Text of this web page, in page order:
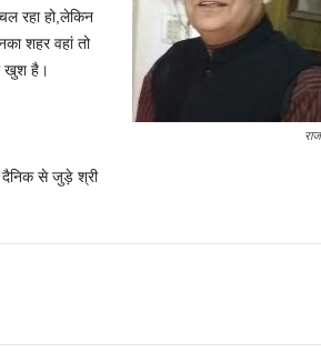
रहा हो,लेकिन
शहर वहां तो
खुश है।
दैनिक से जुड़े श्री